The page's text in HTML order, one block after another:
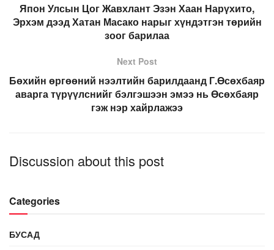
Япон Улсын Цог Жавхлант Эзэн Хаан Нарүхито,
Эрхэм дээд Хатан Масако нарыг хүндэтгэн төрийн
зоог барилаа
Next Post
Бөхийн өргөөний нээлтийн барилдаанд Г.Өсөхбаяр
аварга түрүүлснийг бэлгэшээн эмээ нь Өсөхбаяр
гэж нэр хайрлажээ
Discussion about this post
Categories
БУСАД